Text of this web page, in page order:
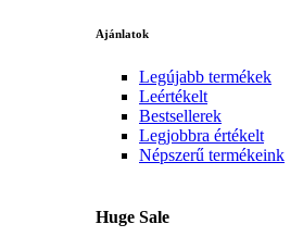
Ajánlatok
Legújabb termékek
Leértékelt
Bestsellerek
Legjobbra értékelt
Népszerű termékeink
Huge Sale